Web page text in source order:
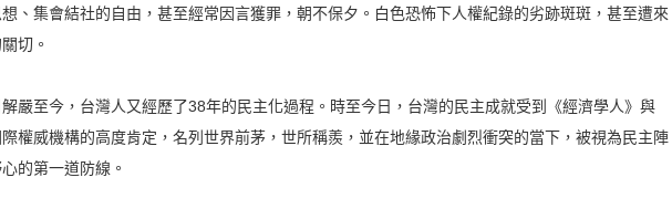
、集會結社的自由，甚至經常因言獲罪，朝不保夕。白色恐怖下人權紀錄的劣跡斑斑，甚至遭來
切。
嚴至今，台灣人又經歷了38年的民主化過程。時至今日，台灣的民主成就受到《經濟學人》與
際權威機構的高度肯定，名列世界前茅，世所稱羨，並在地緣政治劇烈衝突的當下，被視為民主陣
的第一道防線。